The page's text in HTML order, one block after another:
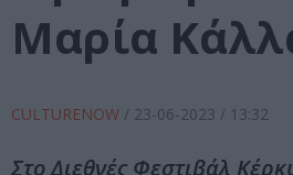
Μαρία
CULTURENOW / 23-06-2023 / 13:32
Στο Διεθνές Φεστιβάλ